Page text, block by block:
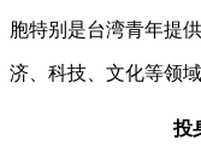
胞特别是台湾青年提
济、科技、文化等领
投